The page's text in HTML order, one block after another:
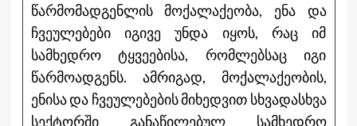
წარმომადგენლის მოქალაქეობა, ენა და
ჩვეულებები იგივე უნდა იყოს, რაც იმ
სამხედრო ტყვეებისა, რომლებსაც იგი
წარმოადგენს. ამრიგად, მოქალაქეობის,
ენისა და ჩვეულებების მიხედვით სხვადასხვა
სექტორში განაწილებულ სამხედრო